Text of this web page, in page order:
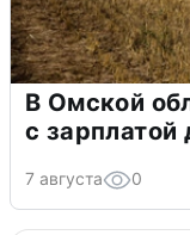
В Омской
с
7 августа 0